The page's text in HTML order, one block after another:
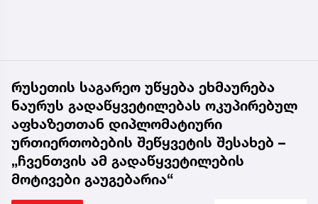
რუსეთის საგარეო უწყება ეხმაურება
ნაურუს გადაწყვეტილებას ოკუპირებულ
აფხაზეთთან დიპლომატიური
ურთიერთობების შეწყვეტის შესახებ –
„ჩვენთვის ამ გადაწყვეტილების
მოტივები გაუგებარია“